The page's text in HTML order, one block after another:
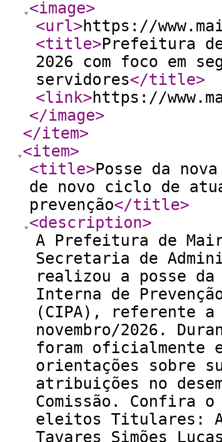
<image>
<url>https://
<title>Prefeitura de
2026 com foco em
servidores</title>
<link>https://
</image>
</item>
<item>
<title>Posse da
de novo ciclo de
prevenção</title>
<description>
A Prefeitura de
Secretaria de
realizou a posse da
Interna de
(CIPA), referente a
novembro/2026.
foram oficialmente
orientações sobre
atribuições no
Comissão. Confira o
eleitos Titulares:
Tavares Simões